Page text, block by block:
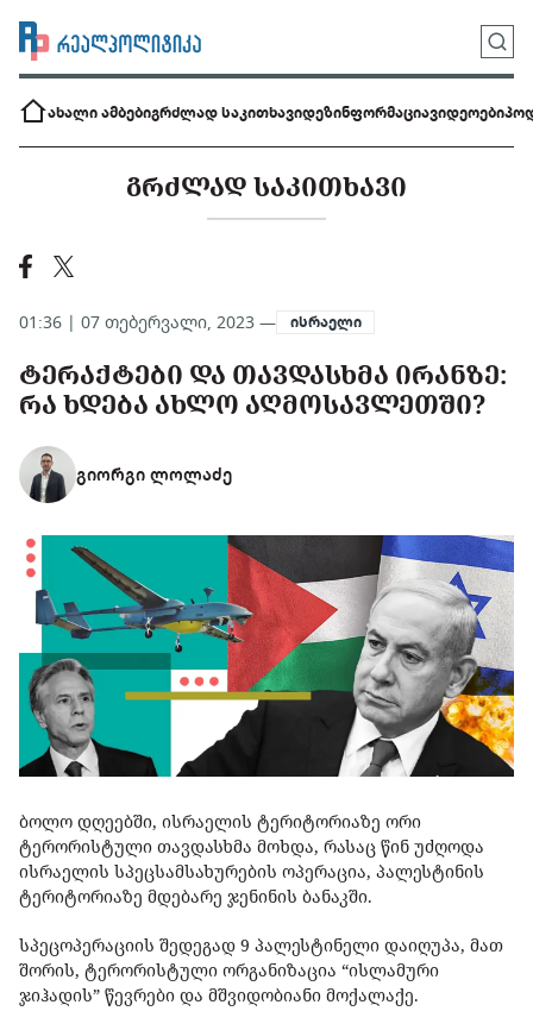
ახალი ამბებიგრძლად საკითხავიდეზინფორმაციავიდეოები
ᲒᲠᲫᲚᲐᲓ ᲡᲐᲙᲘᲗᲮᲐᲕᲘ
01:36 | 07 თებერვალი, 2023 — ისრაელი
ᲢᲔᲠᲐᲥᲢᲔᲑᲘ ᲓᲐ ᲗᲐᲕᲓᲐᲡᲮᲛᲐ ᲘᲠᲐᲜᲖᲔ:
ᲠᲐ ᲮᲓᲔᲑᲐ ᲐᲮᲚᲝ ᲐᲦᲛᲝᲡᲐᲕᲚᲔᲗᲨᲘ?
გიორგი ლოლაძე
ბოლო დღეებში, ისრაელის ტერიტორიაზე ორი
ტერორისტული თავდასხმა მოხდა, რასაც წინ უძღოდა
ისრაელის სპეცსამსახურების ოპერაცია, პალესტინის
ტერიტორიაზე მდებარე ჯენინის ბანაკში.
სპეცოპერაციის შედეგად 9 პალესტინელი დაიღუპა, მათ
შორის, ტერორისტული ორგანიზაცია “ისლამური
ჯიჰადის” წევრები და მშვიდობიანი მოქალაქე.